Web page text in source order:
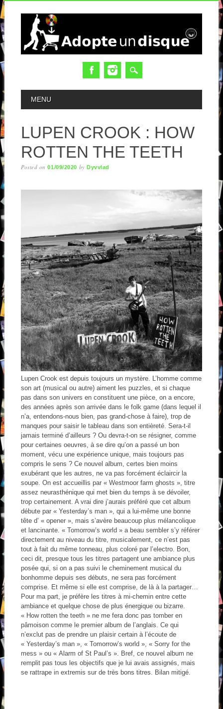
MAIN MENU
MENU
LUPEN CROOK : HOW
ROTTEN THE TEETH
Posted on01/09/2020 byDyvvlad
Lupen Crook est depuis toujours un mystère. L’homme comme
son art (musical ou autre) aiment les puzzles, et si chaque
pas dans son univers en constituent une pièce, on a encore,
des années après son arrivée dans le folk game (dans lequel il
n’a, entendons-nous bien, pas grand-chose à faire), trop de
manques pour saisir le tableau dans son entièreté. Sera-t-il
jamais terminé d’ailleurs ? Ou devra-t-on se résigner, comme
pour certaines oeuvres, à se dire qu’on a passé un bon
moment, vécu une expérience unique, mais toujours pas
compris le sens ? Ce nouvel album, certes bien moins
exubérant que les autres, ne va pas forcément éclaircir la
soupe. On est accueillis par « Westmoor farm ghosts », titre
assez neurasthénique qui met bien du temps à se dévoiler,
trop certainement. A vrai dire j’aurais préféré que cet album
débute par « Yesterday’s man », qui a lui-même une bonne
tête d’ « opener », mais s’avère beaucoup plus mélancolique
et lancinante. « Tomorrow’s world » a beau sembler s’y référer
directement au niveau du titre, musicalement, ce n’est pas
tout à fait du même tonneau, plus coloré par l’electro. Bon,
ceci dit, presque tous les titres partagent une ambiance plus
posée qui, si on a pas suivi le cheminement musical du
bonhomme depuis ses débuts, ne sera pas forcément
comprise. Et même si elle est comprise, de là à la partager…
Pour ma part, je préfère les titres à mi-chemin entre cette
ambiance et quelque chose de plus énergique ou bizarre.
« How rotten the teeth » ne me fera donc pas tomber en
pâmoison comme le premier album de l’anglais. Ce qui
n’exclut pas de prendre un plaisir certain à l’écoute de
« Yesterday’s man », « Tomorrow’s world », « Sorry for the
mess » ou « Alarm of St Paul’s ». Bref, ce nouvel album ne
remplit pas tous les objectifs que je lui avais assignés, mais
se rattrape in extremis sur de très bons titres. Bilan mitigé.